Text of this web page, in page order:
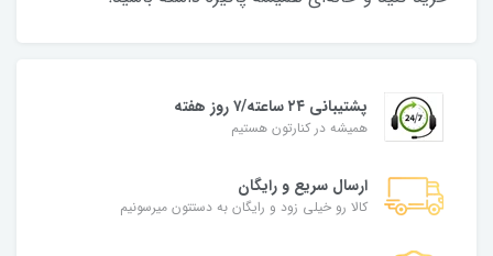
پشتیبانی ۲۴ ساعته/۷ روز هفته
همیشه در کنارتون هستیم
ارسال سریع و رایگان
کالا رو خیلی زود و رایگان به دستتون میرسونیم